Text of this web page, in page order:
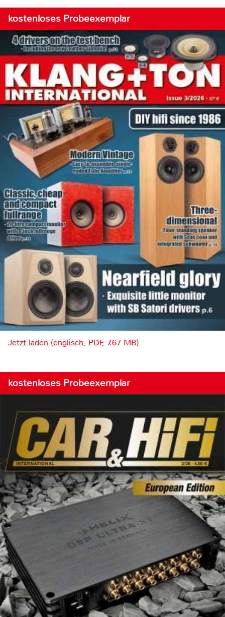
kostenloses Probeexemplar
Jetzt laden (englisch, PDF, 7.67 MB)
kostenloses Probeexemplar